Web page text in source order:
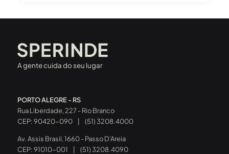
A gente cuida do seu lugar
PORTO ALEGRE - RS
Rua Liberdade, 227 - Rio Branco
CEP: 90420-090
(51) 3208.4000
Av. Assis Brasil, 1660 - Passo D’Areia
CEP: 91010-001
(51) 3208.4090